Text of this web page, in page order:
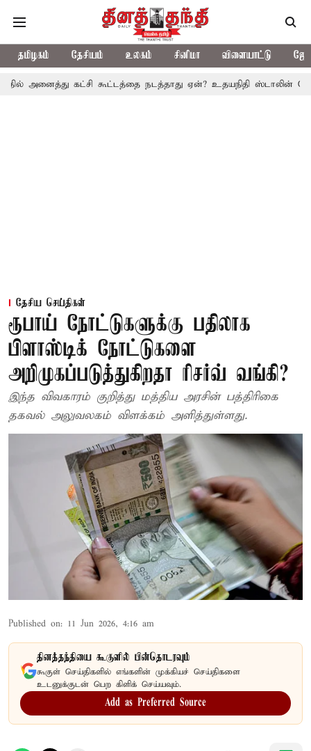
தமிழகம் தேசியம் உலகம் சினிமா விளையாட்டு
கட்சி கூட்டத்தை நடத்தாது ஏன்? உதயநிதி ஸ்டாலின் கேள்வி
தேசிய செய்திகள்
ரூபாய் நோட்டுகளுக்கு பதிலாக
பிளாஸ்டிக் நோட்டுகளை
அறிமுகப்படுத்துகிறதா ரிசர்வ் வங்கி?
இந்த விவகாரம் குறித்து மத்திய அரசின் பத்திரிகை
தகவல் அலுவலகம் விளக்கம் அளித்துள்ளது.
Published on: 11 Jun 2026, 4:16 am
தினத்தந்தியை கூகுளில் பின்தொடரவும்
கூகுள் செய்திகளில் எங்களின் முக்கியச் செய்திகளை
உடனுக்குடன் பெற கிளிக் செய்யவும்.
Add as Preferred Source